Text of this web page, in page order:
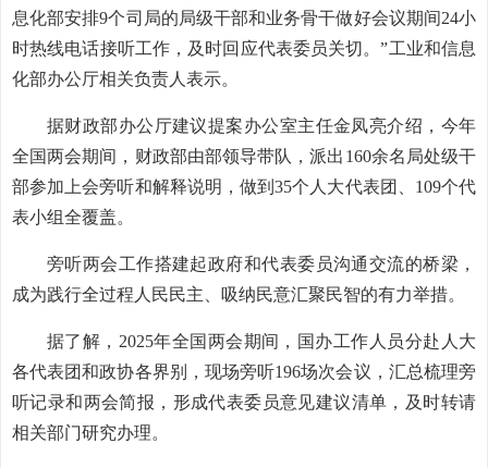
息化部安排9个司局的局级干部和业务骨干做好会议期间24小
时热线电话接听工作，及时回应代表委员关切。”工业和信息
化部办公厅相关负责人表示。
据财政部办公厅建议提案办公室主任金凤亮介绍，今年
全国两会期间，财政部由部领导带队，派出160余名局处级干
部参加上会旁听和解释说明，做到35个人大代表团、109个代
表小组全覆盖。
旁听两会工作搭建起政府和代表委员沟通交流的桥梁，
成为践行全过程人民民主、吸纳民意汇聚民智的有力举措。
据了解，2025年全国两会期间，国办工作人员分赴人大
各代表团和政协各界别，现场旁听196场次会议，汇总梳理旁
听记录和两会简报，形成代表委员意见建议清单，及时转请
相关部门研究办理。